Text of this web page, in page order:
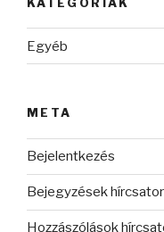
Egyéb
META
Bejelentkezés
Bejegyzések
Hozzászólások